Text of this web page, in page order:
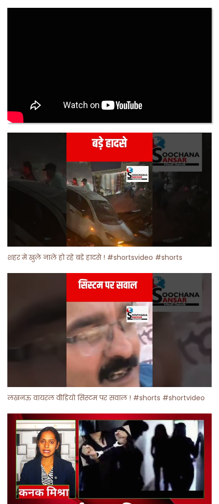
शहर में खुले नाले हो रहे बड़े हादसे ! #shortsvideo #shorts
लखनऊ वायरल वीडियो सिस्टम पर सवाल ! #shorts #shortvideo